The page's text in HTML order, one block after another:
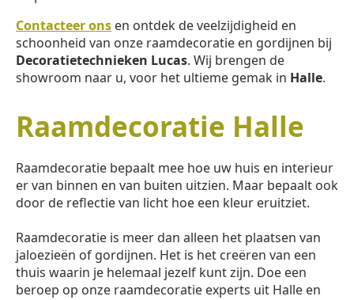
Contacteer ons en ontdek de veelzijdigheid en
schoonheid van onze raamdecoratie en gordijnen bij
Decoratietechnieken Lucas. Wij brengen de
showroom naar u, voor het ultieme gemak in Halle.
Raamdecoratie Halle
Raamdecoratie bepaalt mee hoe uw huis en interieur
er van binnen en van buiten uitzien. Maar bepaalt ook
door de reflectie van licht hoe een kleur eruitziet.
Raamdecoratie is meer dan alleen het plaatsen van
jaloezieën of gordijnen. Het is het creëren van een
thuis waarin je helemaal jezelf kunt zijn. Doe een
beroep op onze raamdecoratie experts uit Halle en